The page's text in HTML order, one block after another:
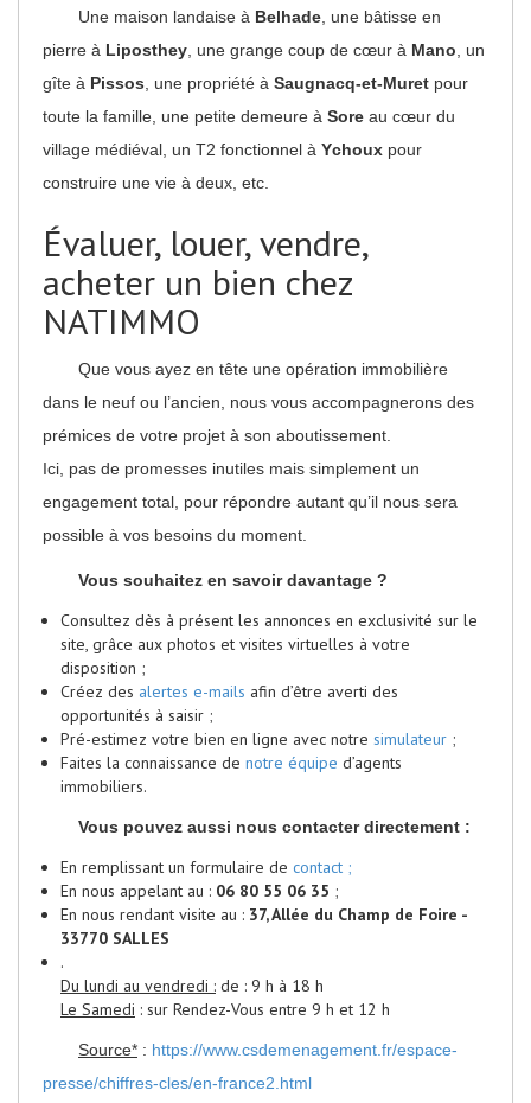
Une maison landaise à Belhade , une bâtisse en
pierre à Liposthey , une grange coup de cœur à Mano , un
gîte à Pissos , une propriété à Saugnacq-et-Muret pour
toute la famille, une petite demeure à Sore au cœur du
village médiéval, un T2 fonctionnel à Ychoux pour
construire une vie à deux, etc.
Évaluer, louer, vendre,
acheter un bien chez
NATIMMO
Que vous ayez en tête une opération immobilière
dans le neuf ou l’ancien, nous vous accompagnerons des
prémices de votre projet à son aboutissement.
Ici, pas de promesses inutiles mais simplement un
engagement total, pour répondre autant qu’il nous sera
possible à vos besoins du moment.
Vous souhaitez en savoir davantage ?
Consultez dès à présent les annonces en exclusivité sur le
site, grâce aux photos et visites virtuelles à votre
disposition ;
Créez des alertes e-mails afin d’être averti des
opportunités à saisir ;
Pré-estimez votre bien en ligne avec notre simulateur ;
Faites la connaissance de notre équipe d’agents
immobiliers.
Vous pouvez aussi nous contacter directement :
En remplissant un formulaire de contact ;
En nous appelant au : 06 80 55 06 35 ;
En nous rendant visite au : 37, Allée du Champ de Foire -
33770 SALLES
.
Du lundi au vendredi : de : 9 h à 18 h
Le Samedi : sur Rendez-Vous entre 9 h et 12 h
Source* : https://www.csdemenagement.fr/espace-
presse/chiffres-cles/en-france2.html